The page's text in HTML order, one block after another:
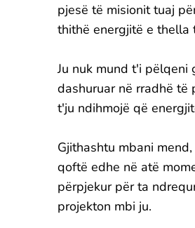
pjesë të misionit tuaj
thithë energjitë e thella
Ju nuk mund t'i pëlqeni
dashuruar në rradhë të
t'ju ndihmojë që
Gjithashtu mbani
qoftë edhe në atë
përpjekur për ta
projekton mbi ju.